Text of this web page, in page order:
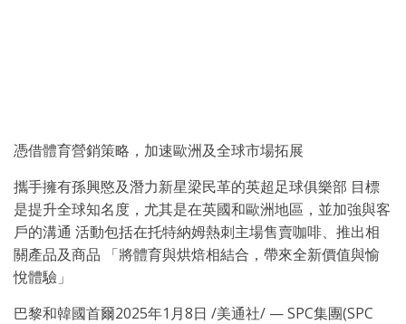
憑借體育營銷策略，加速歐洲及全球市場拓展
攜手擁有孫興愍及潛力新星梁民革的英超足球俱樂部 目標
是提升全球知名度，尤其是在英國和歐洲地區，並加強與客
戶的溝通 活動包括在托特納姆熱刺主場售賣咖啡、推出相
關產品及商品 「將體育與烘焙相結合，帶來全新價值與愉
悅體驗」
巴黎和韓國首爾2025年1月8日 /美通社/ — SPC集團(SPC